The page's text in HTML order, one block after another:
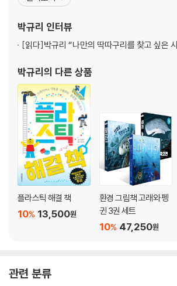
는 문자(LMS)로 개별 안내드립니다.(입력 오류 또
한 미수신 시 재발송은 불가합니다.)
최근 주문번호 상의 정보를 기준으로 하되 최근 3
정보 기준.
내 드립니다.
[개인정보 관련 사항]
- 해당 북토크 행사는 출판사 주관하에 진행됩니다.
- 행사의 주최사(출판사)로 혜택 제공에 필요한
- 개인정보 제공업체 : 위즈덤하우스
- 개인정보 제공항목 : 성함, 휴대전화번호
트 대상(협력 부문)을 받기도 했어요. (네팔 피투
능 영향력을 펼치는 일에서 큰 자부심과 기쁨을
박규리 인터뷰
[읽다] 박규리 “나만의 딱따구리를 찾고 싶은
박규리 의 다른 상품
플라스틱 해결 책
13,500원
10%
환경 그림책 고래와 펭
귄 3권 세트
47,250원
10%
관련 분류